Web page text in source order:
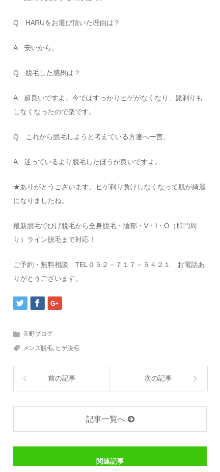
Q HARUをお選び頂いた理由は？
A 安いから。
Q 脱毛した感想は？
A 超良いですよ。今ではすっかりヒゲがなくなり、髭剃りも
しなくなったので楽です。
Q これから脱毛しようと考えている方達へ一言。
A 迷っているより脱毛したほうが良いですよ。
★ありがとうございます。ヒゲ剃り負けしなくなって肌が綺麗
になりましたね。
最新脱毛でひげ脱毛から全身脱毛・陰部・V・I・O（肛門周
り）ライン脱毛まで対応！
ご予約・無料相談 TEL０５２－７１７－５４２１ お電話あ
りがとうございます。
天野ブログ
メンズ脱毛, ヒゲ脱毛
前の記事 次の記事
記事一覧へ
関連記事